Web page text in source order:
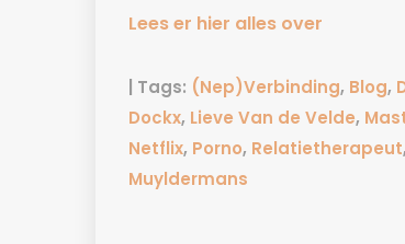
Lees er hier alles over
| Tags: (Nep)Verbinding, Blog,
Dockx, Lieve Van de Velde,
Netflix, Porno, Relatietherapeut,
Muyldermans